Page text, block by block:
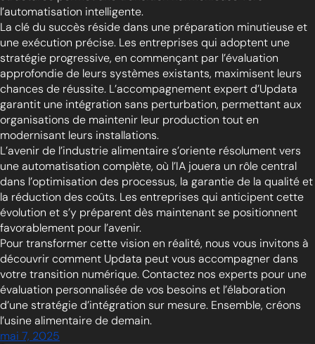
l’automatisation intelligente.
La clé du succès réside dans une préparation minutieuse et
une exécution précise. Les entreprises qui adoptent une
stratégie progressive, en commençant par l’évaluation
approfondie de leurs systèmes existants, maximisent leurs
chances de réussite. L’accompagnement expert d’Updata
garantit une intégration sans perturbation, permettant aux
organisations de maintenir leur production tout en
modernisant leurs installations.
L’avenir de l’industrie alimentaire s’oriente résolument vers
une automatisation complète, où l’IA jouera un rôle central
dans l’optimisation des processus, la garantie de la qualité et
la réduction des coûts. Les entreprises qui anticipent cette
évolution et s’y préparent dès maintenant se positionnent
favorablement pour l’avenir.
Pour transformer cette vision en réalité, nous vous invitons à
découvrir comment Updata peut vous accompagner dans
votre transition numérique. Contactez nos experts pour une
évaluation personnalisée de vos besoins et l’élaboration
d’une stratégie d’intégration sur mesure. Ensemble, créons
l’usine alimentaire de demain.
mai 7, 2025